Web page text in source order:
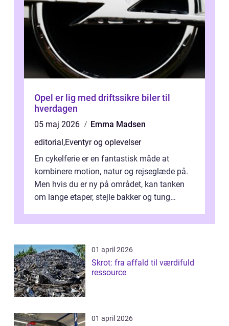
Opel er lig med driftssikre biler til
hverdagen
05 maj 2026
Emma Madsen
editorial,Eventyr og oplevelser
En cykelferie er en fantastisk måde at
kombinere motion, natur og rejseglæde på.
Men hvis du er ny på området, kan tanken
om lange etaper, stejle bakker og tung
01 april 2026
Skrot: fra affald til værdifuld
ressource
01 april 2026